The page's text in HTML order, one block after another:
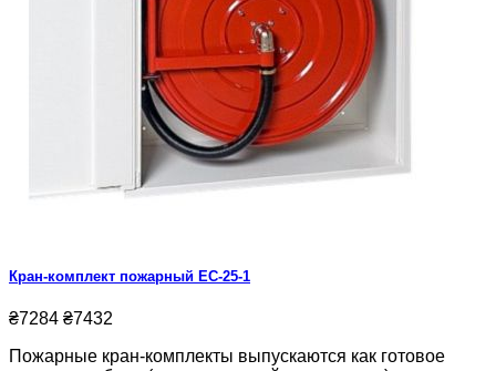
Кран-комплект пожарный ЕС-25-1
₴7284 ₴7432
Пожарные кран-комплекты выпускаются как готовое